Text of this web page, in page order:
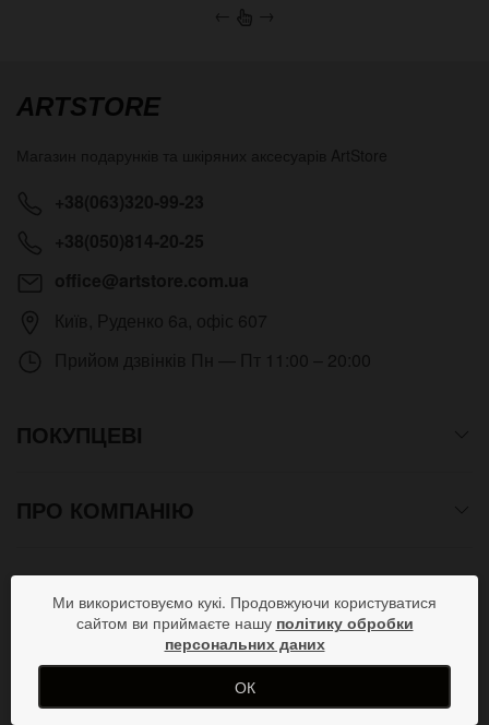
← →
ARTSTORE
ПОКУПЦЕВІ
ПРО КОМПАНІЮ
СПОСОБИ ОПЛАТИ
ПРИЄДНУЙСЯ В СОЦМЕРЕЖАХ
Ми використовуємо кукі. Продовжуючи користуватися
сайтом ви приймаєте нашу політику обробки
персональних даних
ОК